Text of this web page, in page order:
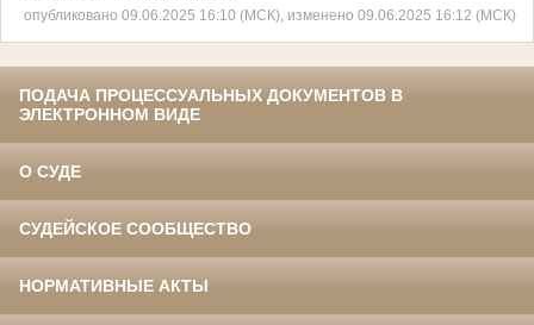
опубликовано 09.06.2025 16:10 (МСК), изменено 09.06.2025 16:12 (МСК)
ПОДАЧА ПРОЦЕССУАЛЬНЫХ ДОКУМЕНТОВ В
ЭЛЕКТРОННОМ ВИДЕ
О СУДЕ
СУДЕЙСКОЕ СООБЩЕСТВО
НОРМАТИВНЫЕ АКТЫ